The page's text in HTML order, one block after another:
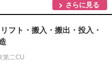
さらに見る
フト・搬入・搬出・投入・
第二CU